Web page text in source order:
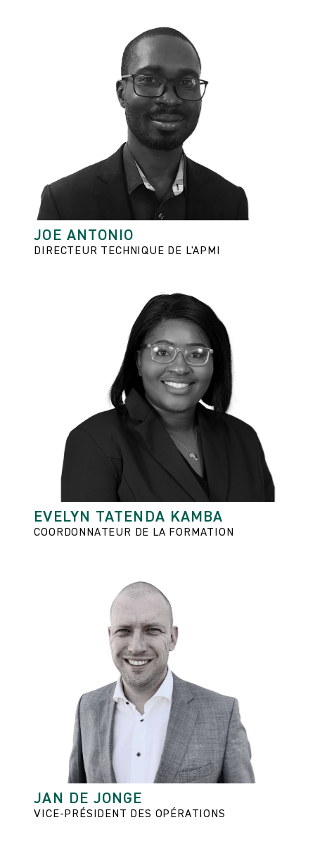
JOE ANTONIO
DIRECTEUR TECHNIQUE DE L'APMI
EVELYN TATENDA KAMBA
COORDONNATEUR DE LA FORMATION
JAN DE JONGE
VICE-PRÉSIDENT DES OPÉRATIONS